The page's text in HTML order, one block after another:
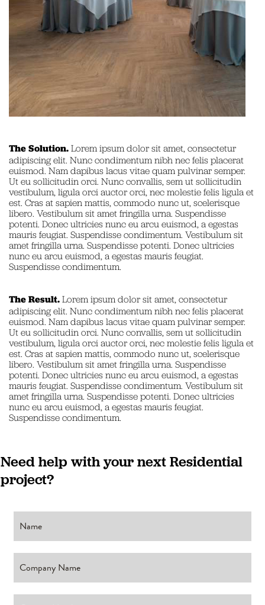
The Solution.Lorem ipsum dolor sit amet, consectetur
adipiscing elit. Nunc condimentum nibh nec felis placerat
euismod. Nam dapibus lacus vitae quam pulvinar semper.
Ut eu sollicitudin orci. Nunc convallis, sem ut sollicitudin
vestibulum, ligula orci auctor orci, nec molestie felis ligula et
est. Cras at sapien mattis, commodo nunc ut, scelerisque
libero. Vestibulum sit amet fringilla urna. Suspendisse
potenti. Donec ultricies nunc eu arcu euismod, a egestas
mauris feugiat. Suspendisse condimentum. Vestibulum sit
amet fringilla urna. Suspendisse potenti. Donec ultricies
nunc eu arcu euismod, a egestas mauris feugiat.
Suspendisse condimentum.
The Result.Lorem ipsum dolor sit amet, consectetur
adipiscing elit. Nunc condimentum nibh nec felis placerat
euismod. Nam dapibus lacus vitae quam pulvinar semper.
Ut eu sollicitudin orci. Nunc convallis, sem ut sollicitudin
vestibulum, ligula orci auctor orci, nec molestie felis ligula et
est. Cras at sapien mattis, commodo nunc ut, scelerisque
libero. Vestibulum sit amet fringilla urna. Suspendisse
potenti. Donec ultricies nunc eu arcu euismod, a egestas
mauris feugiat. Suspendisse condimentum. Vestibulum sit
amet fringilla urna. Suspendisse potenti. Donec ultricies
nunc eu arcu euismod, a egestas mauris feugiat.
Suspendisse condimentum.
Need help with your next Residential
project?